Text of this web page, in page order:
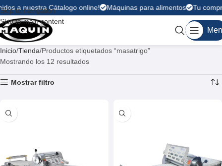
Skip to navigation
Skip to main content
a nuestra Cátalogo online! Máquinas para alimentos Tu
Inicio Tienda Productos etiquetados “masatrigo”
Mostrando los 12 resultados
Mostrar filtro